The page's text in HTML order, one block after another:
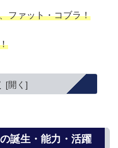
ファット・コブラ！
誕生・能力・活躍